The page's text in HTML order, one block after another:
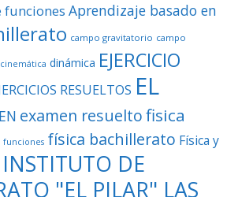
funciones Aprendizaje basado en
campo gravitatorio campo
cinemática dinámica EJERCICIO
RESUELTOS EL
examen resueltofisica
funciones física bachillerato Física y
INSTITUTO DE
"EL PILAR" LAS